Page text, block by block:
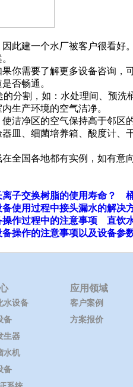
此建一个水厂被客户很看好
你需要了解更多设备咨询，
否畅通。
分割，如：水处理间、预洗
生产环境的空气洁净。
洁净区的空气保持高于邻区
皿、细菌培养箱、酸度计、
全国各地都有实例，如有意
子交换树脂的使用寿命？
备使用过程中接头漏水的解决
作过程中的注意事项 直饮
操作的注意事项以及设备参
水设备
备
生器
水机
备
应用领域
客户案例
方案报价